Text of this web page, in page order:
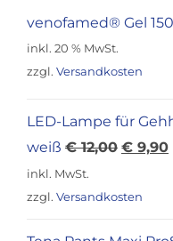
venofamed® Gel
inkl. 20 % MwSt.
zzgl. Versandkosten
LED-Lampe für
weiß €12,00
war:
€ 9,90
inkl. MwSt.
zzgl. Versandkosten